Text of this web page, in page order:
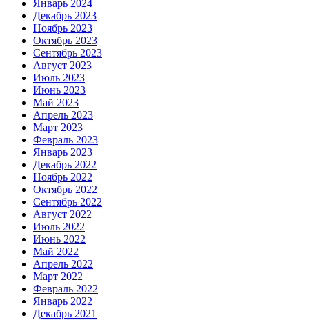
Январь 2024
Декабрь 2023
Ноябрь 2023
Октябрь 2023
Сентябрь 2023
Август 2023
Июль 2023
Июнь 2023
Май 2023
Апрель 2023
Март 2023
Февраль 2023
Январь 2023
Декабрь 2022
Ноябрь 2022
Октябрь 2022
Сентябрь 2022
Август 2022
Июль 2022
Июнь 2022
Май 2022
Апрель 2022
Март 2022
Февраль 2022
Январь 2022
Декабрь 2021